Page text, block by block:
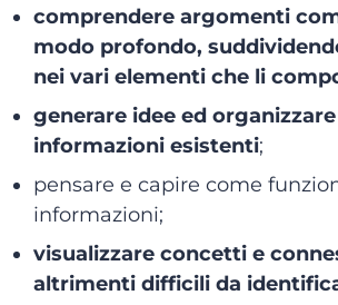
comprendere argomenti
modo profondo,
nei vari elementi che li
generare idee ed
informazioni esistenti;
pensare e capire come
informazioni;
visualizzare concetti e
altrimenti difficili da